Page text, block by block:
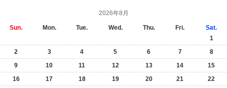
2026年8月
Sun. Mon. Tue. Wed. Thu. Fri.
Sat.
1
2
3 4 5 6 7
8
9
10 11 12 13 14
15
16
17 18 19 20 21
22